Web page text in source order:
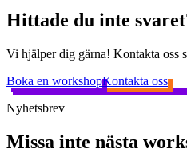
Hittade du inte
Vi hjälper dig gärna! Kontakta oss
Boka en workshopKontakta oss
Nyhetsbrev
Missa inte nästa